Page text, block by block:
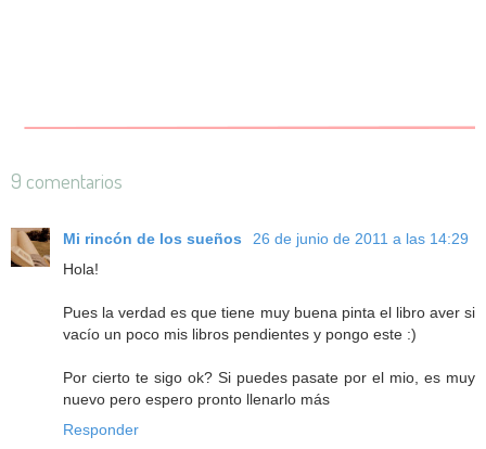
9 comentarios
Mi rincón de los sueños
26 de junio de 2011 a las 14:29
Hola!
Pues la verdad es que tiene muy buena pinta el libro aver si
vacío un poco mis libros pendientes y pongo este :)
Por cierto te sigo ok? Si puedes pasate por el mio, es muy
nuevo pero espero pronto llenarlo más
Responder